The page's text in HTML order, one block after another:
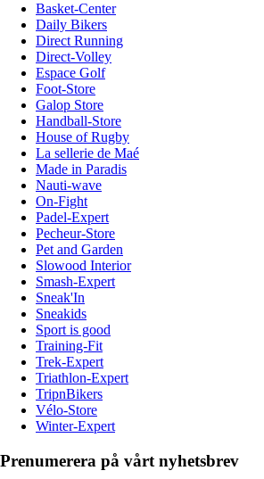
Basket-Center
Daily Bikers
Direct Running
Direct-Volley
Espace Golf
Foot-Store
Galop Store
Handball-Store
House of Rugby
La sellerie de Maé
Made in Paradis
Nauti-wave
On-Fight
Padel-Expert
Pecheur-Store
Pet and Garden
Slowood Interior
Smash-Expert
Sneak'In
Sneakids
Sport is good
Training-Fit
Trek-Expert
Triathlon-Expert
TripnBikers
Vélo-Store
Winter-Expert
Prenumerera på vårt nyhetsbrev